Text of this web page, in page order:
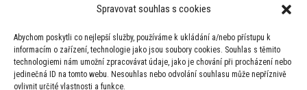
Spravovat souhlas s cookies
Abychom poskytli co nejlepší služby, používáme k ukládání a/nebo přístupu k
informacím o zařízení, technologie jako jsou soubory cookies. Souhlas s těmito
technologiemi nám umožní zpracovávat údaje, jako je chování při procházení nebo
jedinečná ID na tomto webu. Nesouhlas nebo odvolání souhlasu může nepříznivě
ovlivnit určité vlastnosti a funkce.
Horeckého
Web vytvořila firmaRUDIve spolupráci s
agenturou